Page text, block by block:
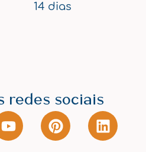
14 dias
redes sociais
Y
o
P
i
L
i